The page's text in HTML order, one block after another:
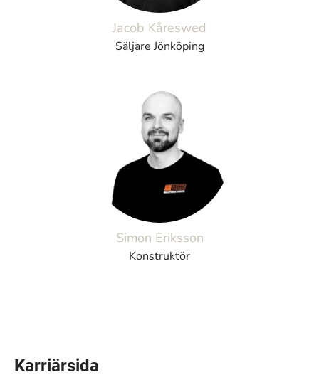
Jacob Kåreswed
Säljare Jönköping
Simon Eriksson
Konstruktör
Karriärsida